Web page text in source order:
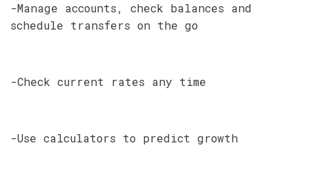
-Manage accounts, check balances and
schedule transfers on the go
-Check current rates any time
-Use calculators to predict growth